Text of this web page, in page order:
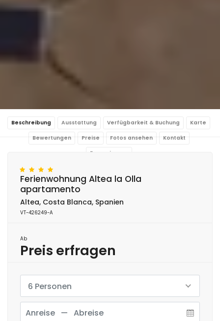
Beschreibung Ausstattung Verfügbarkeit & Buchung Karte
Bewertungen Preise Fotos ansehen Kontakt
Reservierung
Ferienwohnung Altea la Olla
apartamento
Altea, Costa Blanca, Spanien
VT-426249-A
Ab
Preis erfragen
6 Personen